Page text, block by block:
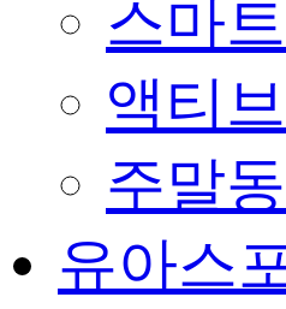
스마
액티
주말
유아스